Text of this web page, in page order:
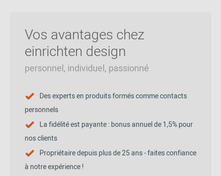
Vos avantages chez
einrichten design
personnel, individuel, passionné
Des experts en produits formés comme contacts
personnels
La fidélité est payante : bonus annuel de 1,5% pour
nos clients
Propriétaire depuis plus de 25 ans - faites confiance
à notre expérience !